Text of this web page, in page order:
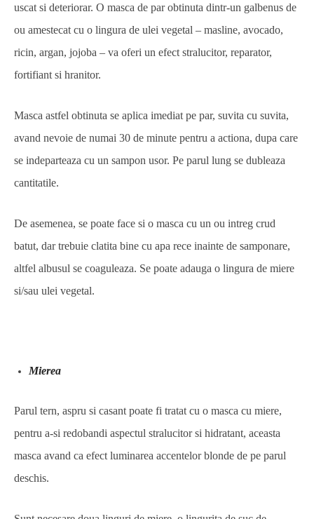
uscat si deteriorar. O masca de par obtinuta dintr-un galbenus de
ou amestecat cu o lingura de ulei vegetal – masline, avocado,
ricin, argan, jojoba – va oferi un efect stralucitor, reparator,
fortifiant si hranitor.
Masca astfel obtinuta se aplica imediat pe par, suvita cu suvita,
avand nevoie de numai 30 de minute pentru a actiona, dupa care
se indeparteaza cu un sampon usor. Pe parul lung se dubleaza
cantitatile.
De asemenea, se poate face si o masca cu un ou intreg crud
batut, dar trebuie clatita bine cu apa rece inainte de samponare,
altfel albusul se coaguleaza. Se poate adauga o lingura de miere
si/sau ulei vegetal.
Mierea
Parul tern, aspru si casant poate fi tratat cu o masca cu miere,
pentru a-si redobandi aspectul stralucitor si hidratant, aceasta
masca avand ca efect luminarea accentelor blonde de pe parul
deschis.